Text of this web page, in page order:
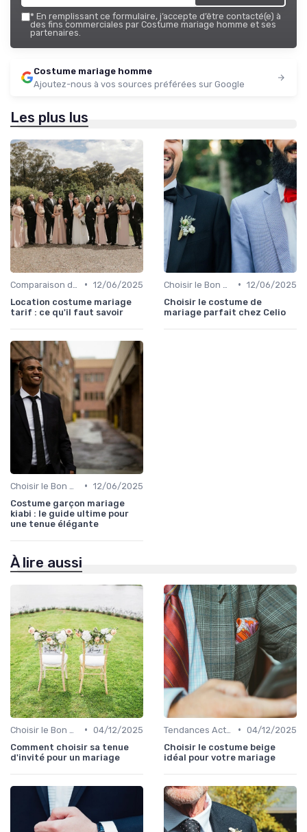
* En remplissant ce formulaire, j’accepte d’être contacté(e) à
des fins commerciales par Costume mariage homme et ses
partenaires.
Costume mariage homme
Ajoutez-nous à vos sources préférées sur Google
Les plus lus
• 12/06/2025
Location costume mariage
tarif : ce qu'il faut savoir
• 12/06/2025
Choisir le costume de
mariage parfait chez Celio
• 12/06/2025
Costume garçon mariage
kiabi : le guide ultime pour
une tenue élégante
À lire aussi
• 04/12/2025
Comment choisir sa tenue
d'invité pour un mariage
• 04/12/2025
Choisir le costume beige
idéal pour votre mariage